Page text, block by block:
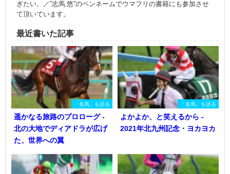
ぎたい。／”志馬 悠”のペンネームでウマフリの書籍にも参加させ
て頂いています。
最近書いた記事
「名馬」を語る
遥かなる旅路のプロローグ -
北の大地でディアドラが広げ
た、世界への翼
「名馬」を語る
よかよか、と笑えるから -
2021年北九州記念・ヨカヨカ